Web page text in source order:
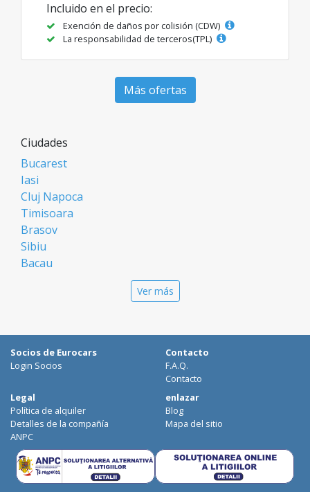
Incluido en el precio:
Exención de daños por colisión (CDW)
La responsabilidad de terceros(TPL)
Más ofertas
Ciudades
Bucarest
Iasi
Cluj Napoca
Timisoara
Brasov
Sibiu
Bacau
Galati
Suceava
Focsani
Targoviste
Ploiesti
Craiova
Botosani
Deva
Ver más
Socios de Eurocars
Login Socios
Contacto
F.A.Q.
Contacto
Legal
Política de alquiler
Detalles de la compañía
ANPC
enlazar
Blog
Mapa del sitio